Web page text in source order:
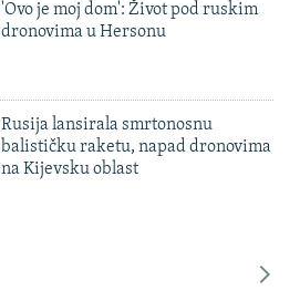
'Ovo je moj dom': Život pod ruskim
dronovima u Hersonu
Rusija lansirala smrtonosnu
balističku raketu, napad dronovima
na Kijevsku oblast